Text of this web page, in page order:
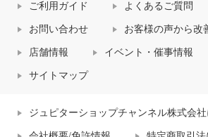
ご利用ガイド よくあるご質問
お問い合わせ お客様の声から改
店舗情報 イベント・催事情報
サイトマップ
ジュピターショップチャンネル株式会